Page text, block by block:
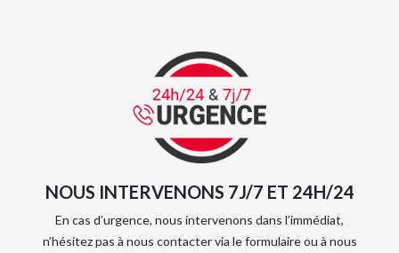
NOUS INTERVENONS 7J/7 ET 24H/24
En cas d’urgence, nous intervenons dans l’immédiat,
n’hésitez pas à nous contacter via le formulaire ou à nous